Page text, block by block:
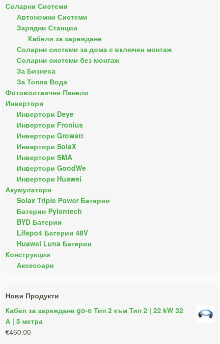
Соларни Системи
Автономни Системи
Зарядни Станции
Кабели за зареждане
Соларни системи за дома с включен монтаж
Соларни системи без монтаж
За Бизнеса
За Топла Вода
Фотоволтаични Панели
Инвертори
Инвертори Deye
Инвертори Fronius
Инвертори Growatt
Инвертори SolaX
Инвертори SMA
Инвертори GoodWe
Инвертори Huawei
Акумулатори
Solax Triple Power Батерии
Батерии Pylontech
BYD Батерии
Lifepo4 Батерии 48V
Huawei Luna Батерии
Конструкции
Аксесоари
Нови Продукти
Кабел за зареждане go-e Тип 2 към Тип 2 | 22 kW 32
А | 5 метра
€460.00